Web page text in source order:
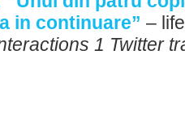
in continuare” –
1 Twitter